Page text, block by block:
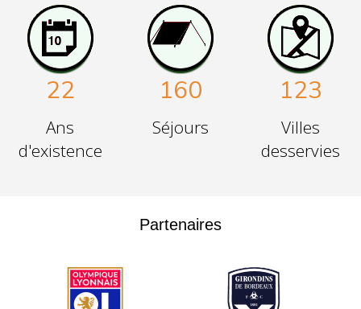
22
Ans
d'existence
160
Séjours
123
Villes
desservies
Partenaires